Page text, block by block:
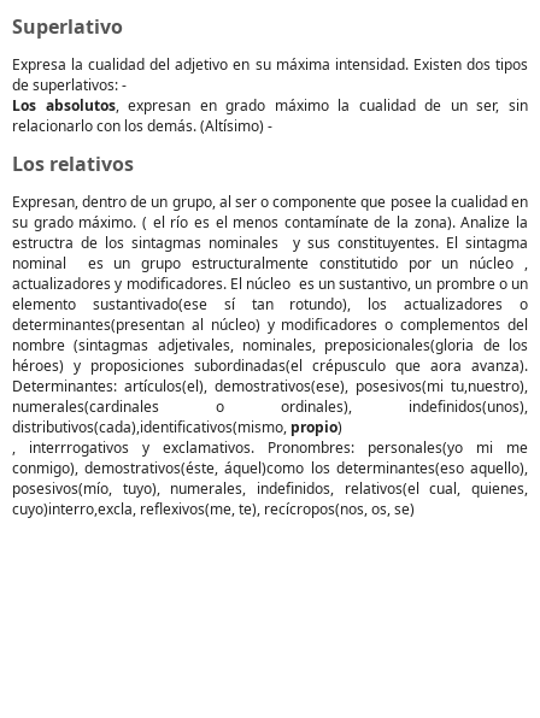
Superlativo
Expresa la cualidad del adjetivo en su máxima intensidad. Existen dos tipos
de superlativos: -
Los absolutos, expresan en grado máximo la cualidad de un ser, sin
relacionarlo con los demás. (Altísimo) -
Los relativos
Expresan, dentro de un grupo, al ser o componente que posee la cualidad en
su grado máximo. ( el río es el menos contamínate de la zona). Analize la
estructra de los sintagmas nominales y sus constituyentes. El sintagma
nominal es un grupo estructuralmente constitutido por un núcleo ,
actualizadores y modificadores. El núcleo es un sustantivo, un prombre o un
elemento sustantivado(ese sí tan rotundo), los actualizadores o
determinantes(presentan al núcleo) y modificadores o complementos del
nombre (sintagmas adjetivales, nominales, preposicionales(gloria de los
héroes) y proposiciones subordinadas(el crépusculo que aora avanza).
Determinantes: artículos(el), demostrativos(ese), posesivos(mi tu,nuestro),
numerales(cardinales o ordinales), indefinidos(unos),
distributivos(cada),identificativos(mismo, propio)
, interrrogativos y exclamativos. Pronombres: personales(yo mi me
conmigo), demostrativos(éste, áquel)como los determinantes(eso aquello),
posesivos(mío, tuyo), numerales, indefinidos, relativos(el cual, quienes,
cuyo)interro,excla, reflexivos(me, te), recícropos(nos, os, se)